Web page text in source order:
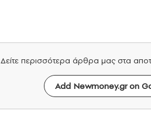
Δείτε περισσότερα άρθρα μας στα
Add Newmoney.gr on